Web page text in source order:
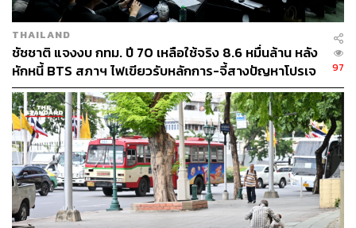
31
ABOUT THE AUTHOR
THE STANDARD TEAM
กองบรรณาธิการ THE STANDARD
THAILAND
ชัชชาติ แจงงบ กทม. ปี 70 เหลือใช้จริง 8.6 หมื่นล้าน หลัง
หักหนี้ BTS สภาฯ ไฟเขียวรับหลักการ-จี้สางปัญหาโปรเจ
กต์ล่าช้า
97